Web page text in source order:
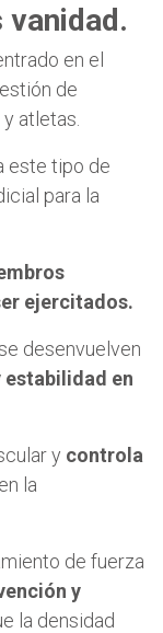
vanidad.
en el
de
atletas.
este tipo de
para la
ejercitados.
desenvuelven
en
y controla
la
de fuerza
y
la densidad